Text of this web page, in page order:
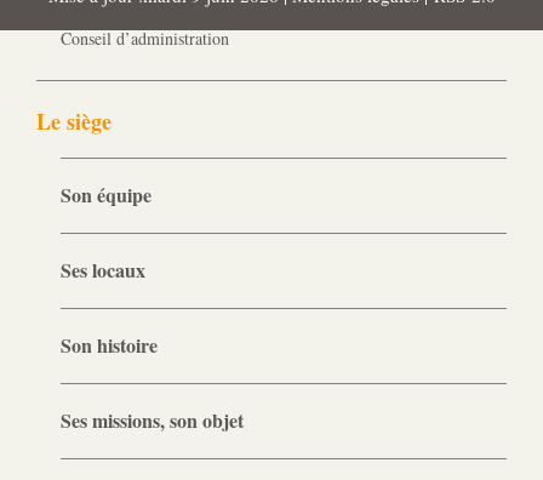
Conseil d’administration
Le siège
Son équipe
Ses locaux
Son histoire
Ses missions, son objet